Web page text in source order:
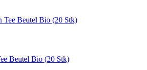
Beutel Bio (20 Stk)